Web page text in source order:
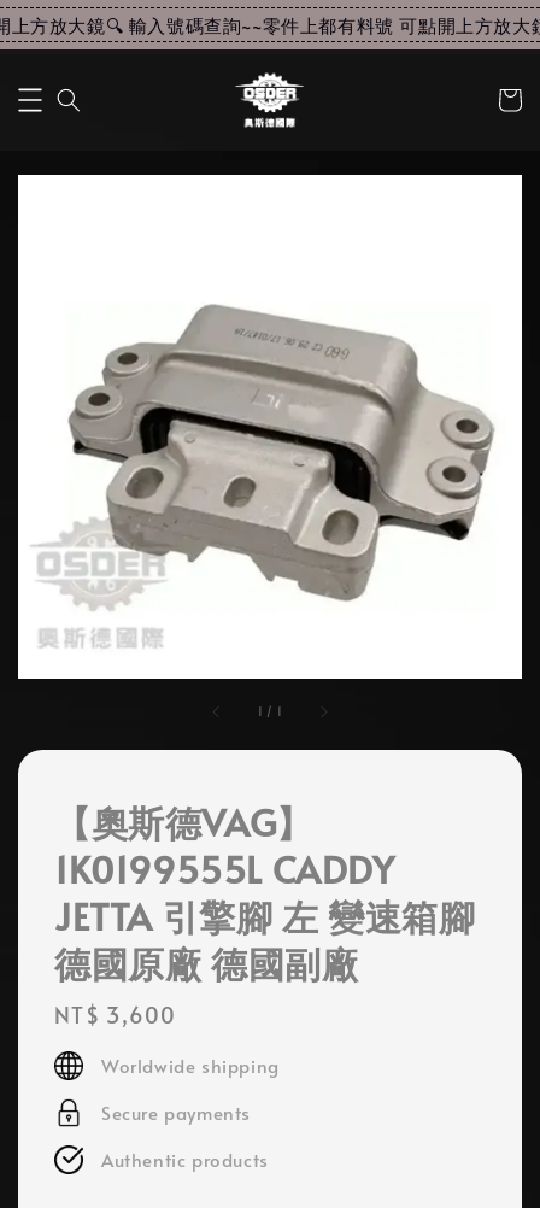
方放大鏡🔍 輸入號碼查詢~~零件上都有料號 可點開上方放大
1 / 1
【奧斯德VAG】
1K0199555L CADDY
JETTA 引擎腳 左 變速箱腳
德國原廠 德國副廠
Regular
price
NT$ 3,600
Worldwide shipping
Secure payments
Authentic products